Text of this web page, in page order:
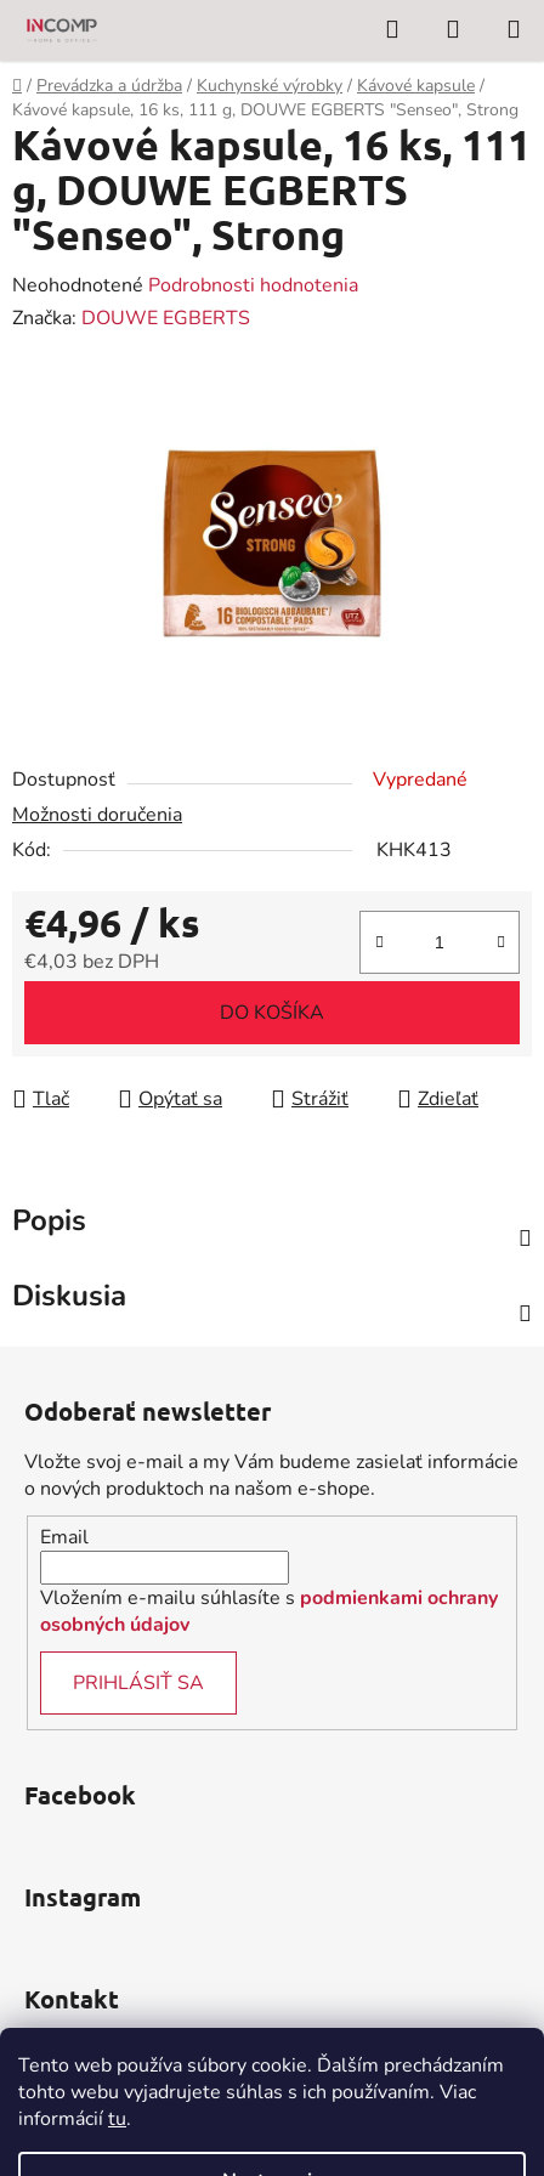
Tento web používa súbory cookie. Ďalším prechádzaním
tohto webu vyjadrujete súhlas s ich používaním. Viac
informáciítu.
Prejsť
obsah
Hľadať
KOŠÍK
Domov
/ Prevádzka a údržba / Kuchynské výrobky / Kávové kapsule /
Kávové kapsule, 16 ks, 111 g, DOUWE EGBERTS "Senseo", Strong
Dostupnosť
Vypredané
Možnosti doručenia
Kód:
KHK413
€4,96 / ks
€4,03 bez DPH
DO KOŠÍKA
Tlač Opýtať sa Strážiť Zdieľať
Kávové kapsule, 16 ks, 111
g, DOUWE EGBERTS
"Senseo", Strong
Priemerné
hodnotenie
Neohodnotené Podrobnosti hodnotenia
Značka: DOUWE EGBERTS
Popis
Diskusia
Odoberať newsletter
Vložte svoj e-mail a my Vám budeme zasielať informácie
o nových produktoch na našom e-shope.
Email
Vložením e-mailu súhlasíte s podmienkami ochrany
osobných údajov
PRIHLÁSIŤ SA
Facebook
Instagram
Kontakt
obchod@incomp.sk
0910 999 552